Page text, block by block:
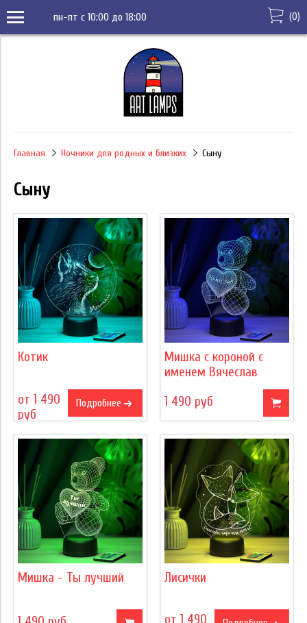
пн-пт с 10:00 до 18:00 (0)
Главная Ночники для родных и близких Сыну
Сыну
Котик
от 1 490
руб
Подробнее
Мишка с короной с
именем Вячеслав
1 490 руб
Мишка - Ты лучший Лисички
от 1 490